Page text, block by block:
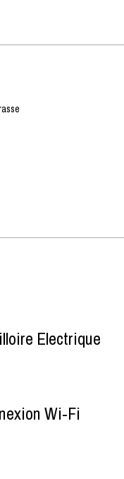
Electrique
Wi-Fi